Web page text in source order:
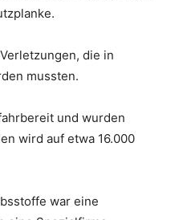
die in
mussten.
und wurden
wird auf etwa 16.000
war eine